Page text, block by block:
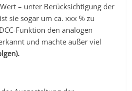
– unter Berücksichtigung der
sie sogar um ca. xxx % zu
Funktion den analogen
und machte außer viel